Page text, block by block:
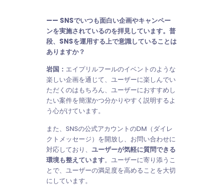
—— SNSでいつも面白い企画やキャンペー
ンを実施されているのを拝見しています。普
段、SNSを運用する上で意識していることは
ありますか？
岩国： エイプリルフールのイベントのような
楽しい企画を通じて、ユーザーに楽しんでい
ただくのはもちろん、ユーザーにおすすめし
たい案件を簡潔かつ分かりやすく説明するよ
う心がけています。
また、SNSの公式アカウントのDM（ダイレ
クトメッセージ）を開放し、お問い合わせに
対応しており、 ユーザーが気軽に質問できる
環境も整えています。ユーザーに寄り添うこ
とで、ユーザーの満足度を高めることを大切
にしています。